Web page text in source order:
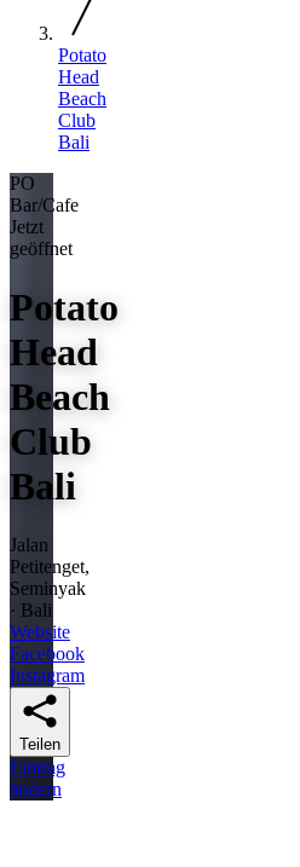
Potato
Head
Beach
Club
Bali
PO
Bar/Cafe
Jetzt
geöffnet
Potato
Head
Beach
Club
Bali
Jalan
Petitenget,
Seminyak
· Bali
Website
Facebook
Instagram
Teilen
Eintrag
ändern